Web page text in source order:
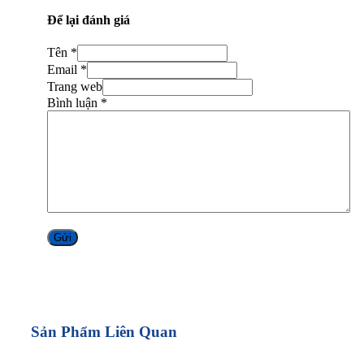
Để lại đánh giá
Tên *
Email *
Trang web
Bình luận *
Sản Phẩm Liên Quan